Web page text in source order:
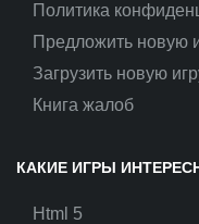
Политика
Предложить новую
Загрузить новую
Книга жалоб
КАКИЕ ИГРЫ
Html 5